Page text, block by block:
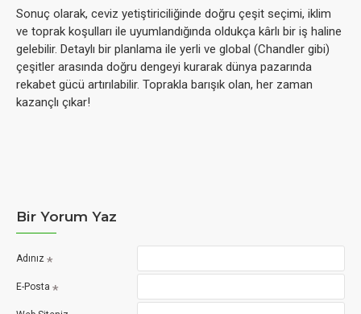
Sonuç olarak, ceviz yetiştiriciliğinde doğru çeşit seçimi, iklim
ve toprak koşulları ile uyumlandığında oldukça kârlı bir iş haline
gelebilir. Detaylı bir planlama ile yerli ve global (Chandler gibi)
çeşitler arasında doğru dengeyi kurarak dünya pazarında
rekabet gücü artırılabilir. Toprakla barışık olan, her zaman
kazançlı çıkar!
Bir Yorum Yaz
Adınız
E-Posta